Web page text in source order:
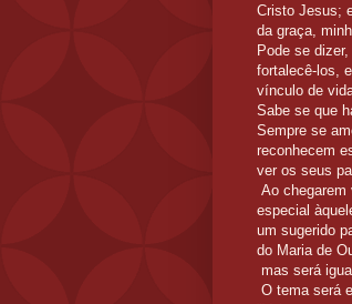
Cristo Jesus;
da graça,
Pode se
fortalecê-los,
vínculo de
Sabe se que
Sempre se
reconhecem
ver os seus
Ao chegarem
especial
um sugerido
do Maria de
mas será
O tema será